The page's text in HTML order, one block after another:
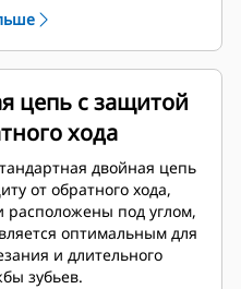
максимальной
при
траншейных работ в
типов.
цепь с защитой
хода
двойная цепь
от обратного хода,
расположены под углом,
оптимальным для
и длительного
зубьев.